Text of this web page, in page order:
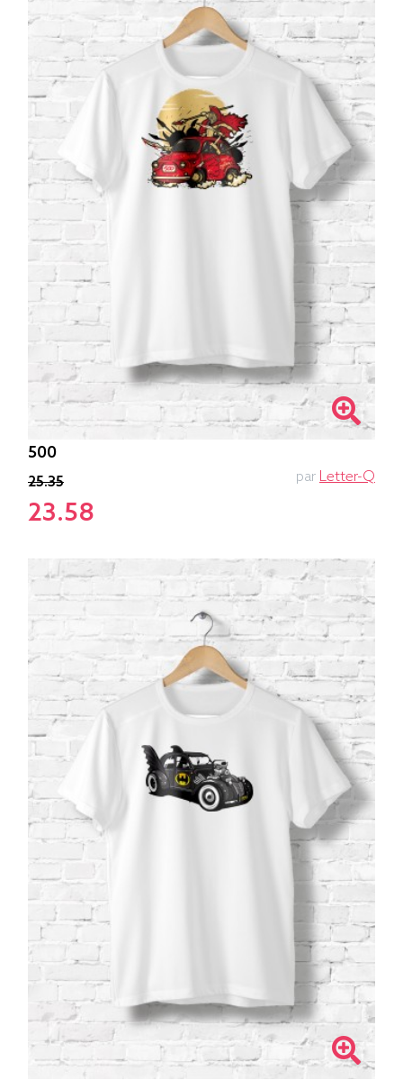
500
25.35
23.58
par Letter-Q